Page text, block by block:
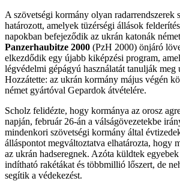
A szövetségi kormány olyan radarrendszerek
határozott, amelyek tüzérségi állások
napokban befejeződik az ukrán katonák
Panzerhaubitze 2000 (PzH 2000) önjáró
elkezdődik egy újabb kiképzési program,
légvédelmi gépágyú használatát tanulják meg
Hozzátette: az ukrán kormány május végén
német gyártóval Gepardok átvételére.
Scholz felidézte, hogy kormánya az orosz
napján, február 26-án a válságövezetekbe
mindenkori szövetségi kormány által
álláspontot megváltoztatva elhatározta, hogy
az ukrán hadseregnek. Azóta küldtek
indítható rakétákat és többmillió lőszert, de
segítik a védekezést.